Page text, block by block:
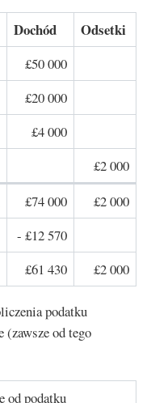
Dochód Odsetki
£50 000
£20 000
£4 000
£2 000
£74 000
£2 000
- £12 570
£61 430 £2 000
podatku
(zawsze od tego
od podatku